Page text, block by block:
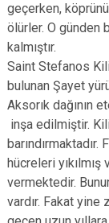
geçerken,
ölürler. O günden
kalmıştır.
Saint Stefanos
bulunan Şayet
Aksorık dağının
inşa edilmiştir.
hücreleri
vermektedir.
vardır. Fakat yine